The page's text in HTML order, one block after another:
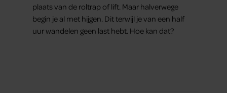
plaats van de roltrap of lift. Maar halverwege
begin je al met hijgen. Dit terwijl je van een half
uur wandelen geen last hebt. Hoe kan dat?